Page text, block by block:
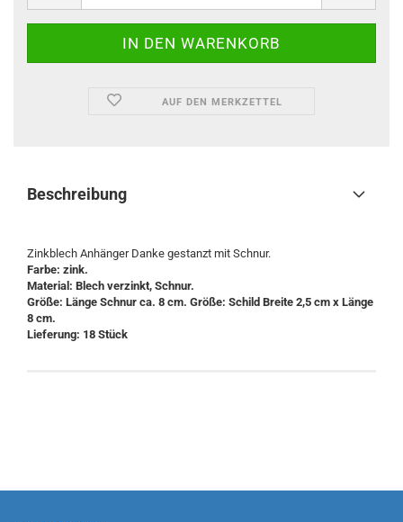
AUF DEN MERKZETTEL
Beschreibung
Zinkblech Anhänger Danke gestanzt mit Schnur.
Farbe: zink.
Material: Blech verzinkt, Schnur.
Größe: Länge Schnur ca. 8 cm. Größe: Schild Breite 2,5 cm x Länge
8 cm.
Lieferung: 18 Stück